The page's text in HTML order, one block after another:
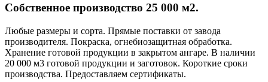
Собственное производство 25 000 м2.
Любые размеры и сорта. Прямые поставки от завода
производителя. Покраска, огнебиозащитная обработка.
Хранение готовой продукции в закрытом ангаре. В наличии
20 000 м3 готовой продукции и заготовок. Короткие сроки
производства. Предоставляем сертификаты.